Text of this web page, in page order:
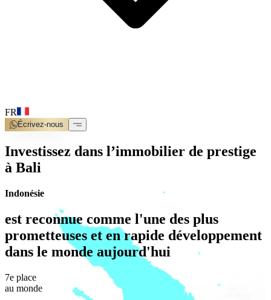
FR
Écrivez-nous
Investissez dans l’immobilier de prestige
à Bali
Indonésie
est reconnue comme l'une des plus
prometteuses et en rapide développement
dans le monde aujourd'hui
7e place
au monde